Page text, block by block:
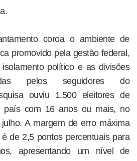
coroa o ambiente de
promovido pela gestão federal,
político e as divisões
pelos seguidores do
ouviu 1.500 eleitores de
país com 16 anos ou mais, no
A margem de erro máxima
de 2,5 pontos percentuais para
apresentando um nível de